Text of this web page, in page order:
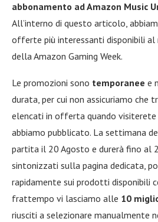
abbonamento ad Amazon Music
All’interno di questo articolo,
offerte più interessanti disponibili
della Amazon Gaming Week.
Le promozioni sono temporanee e
durata, per cui non assicuriamo che
elencati in offerta quando visiterete
abbiamo pubblicato. La settimana
partita il 20 Agosto e durerà fino al
sintonizzati sulla pagina dedicata,
rapidamente sui prodotti disponibili
frattempo vi lasciamo alle 10
riusciti a selezionare manualmente